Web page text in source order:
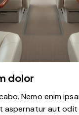
dolor
Nemo enim
aspernatur aut odit